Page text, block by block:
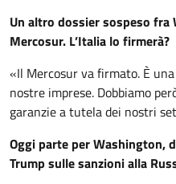
Un altro dossier sospeso
Mercosur. L’Italia lo firmerà?
«Il Mercosur va firmato. È
nostre imprese. Dobbiamo
garanzie a tutela dei nostri
Oggi parte per Washington,
Trump sulle sanzioni alla